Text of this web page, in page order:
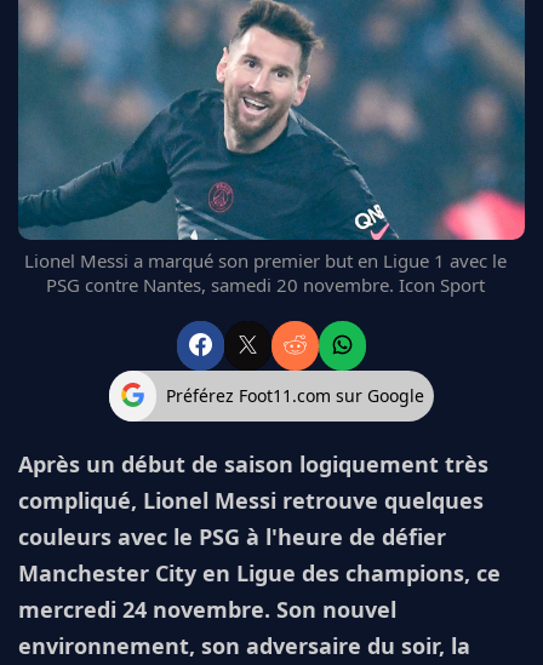
PSG
LIGUE 1
REAL MADRID
FC BARCELONE
MANCHESTER UNITED
CHELSEA
ARSENAL
BAYERN
Lionel Messi a marqué son premier but en Ligue 1 avec le
PSG contre Nantes, samedi 20 novembre. Icon Sport
Préférez Foot11.com sur Google
Après un début de saison logiquement très
compliqué, Lionel Messi retrouve quelques
couleurs avec le PSG à l'heure de défier
Manchester City en Ligue des champions, ce
mercredi 24 novembre. Son nouvel
environnement, son adversaire du soir, la